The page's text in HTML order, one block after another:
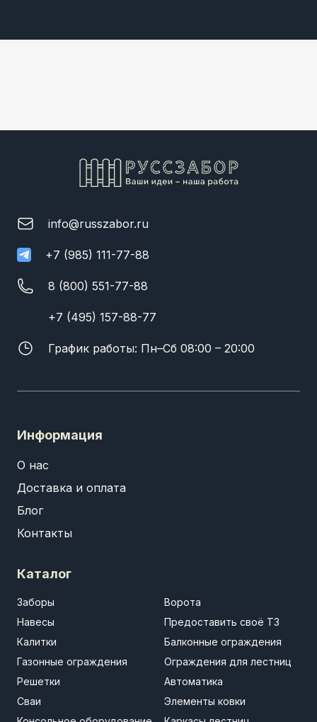
info@russzabor.ru
+7 (985) 111-77-88
8 (800) 551-77-88
+7 (495) 157-88-77
График работы: Пн–Сб 08:00 – 20:00
Информация
О нас
Доставка и оплата
Блог
Контакты
Каталог
Заборы
Ворота
Навесы
Предоставить своё ТЗ
Калитки
Балконные ограждения
Газонные ограждения
Ограждения для лестниц
Решетки
Автоматика
Сваи
Элементы ковки